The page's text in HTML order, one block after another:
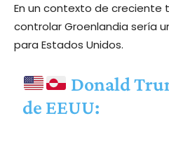
En un contexto de creciente
controlar Groenlandia sería
para Estados Unidos.
Donald
de EEUU: